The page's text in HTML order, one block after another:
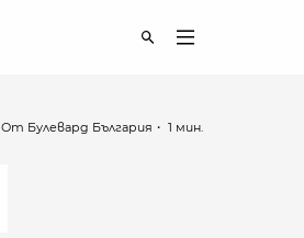
・ 1 мин.
От Булевард България